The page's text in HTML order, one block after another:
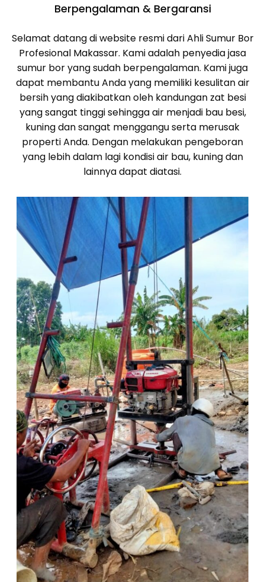
Berpengalaman & Bergaransi
Selamat datang di website resmi dari Ahli Sumur Bor
Profesional Makassar. Kami adalah penyedia jasa
sumur bor yang sudah berpengalaman. Kami juga
dapat membantu Anda yang memiliki kesulitan air
bersih yang diakibatkan oleh kandungan zat besi
yang sangat tinggi sehingga air menjadi bau besi,
kuning dan sangat menggangu serta merusak
properti Anda. Dengan melakukan pengeboran
yang lebih dalam lagi kondisi air bau, kuning dan
lainnya dapat diatasi.